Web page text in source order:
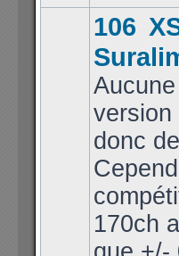
106
donc
170ch